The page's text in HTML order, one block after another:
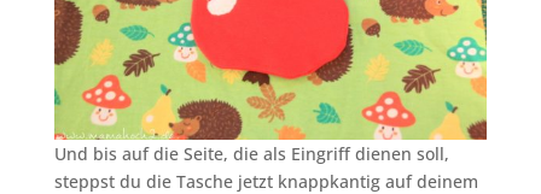
Und bis auf die Seite, die als Eingriff dienen soll,
steppst du die Tasche jetzt knappkantig auf deinem